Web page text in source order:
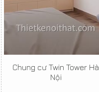
Chung cư Twin Tower Hà
Nội